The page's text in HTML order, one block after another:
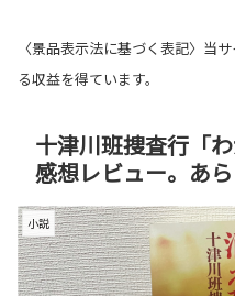
〈景品表示法に基づく表記〉当
る収益を得ています。
十津川班捜査行「
感想レビュー。あ
小説